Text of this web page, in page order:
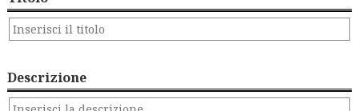
Descrizione